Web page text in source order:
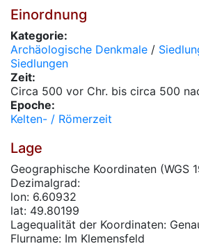
Einordnung
Kategorie:
Archäologische Denkmale /
Siedlungen
Zeit:
Circa 500 vor Chr. bis circa 500
Epoche:
Kelten- / Römerzeit
Lage
Geographische Koordinaten (WGS
Dezimalgrad:
lon: 6.60932
lat: 49.80199
Lagequalität der Koordinaten:
Flurname: Im Klemensfeld